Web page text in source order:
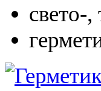
свето-